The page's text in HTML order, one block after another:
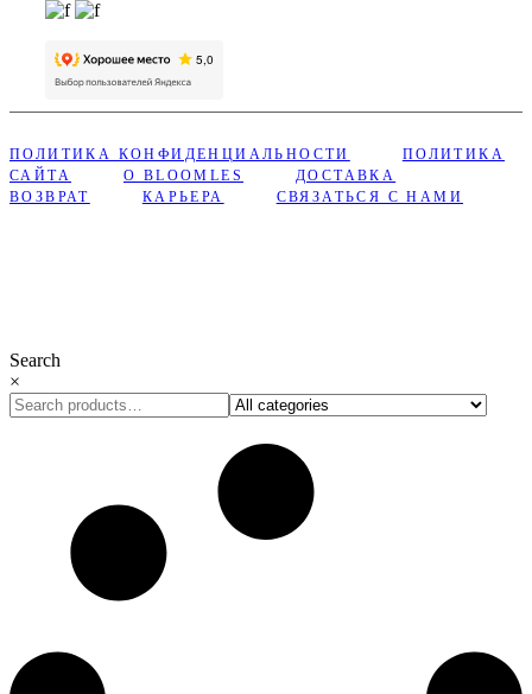
ПОЛИТИКА КОНФИДЕНЦИАЛЬНОСТИ
ПОЛИТИКА
САЙТА
О BLOOMLES
ДОСТАВКА
ВОЗВРАТ
КАРЬЕРА СВЯЗАТЬСЯ С НАМИ
Search
×